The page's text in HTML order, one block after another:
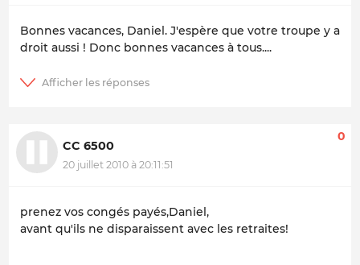
Bonnes vacances, Daniel. J'espère que votre troupe y a
droit aussi ! Donc bonnes vacances à tous....
CC 6500
20 juillet 2010 à 20:11:51
0
prenez vos congés payés,Daniel,
avant qu'ils ne disparaissent avec les retraites!